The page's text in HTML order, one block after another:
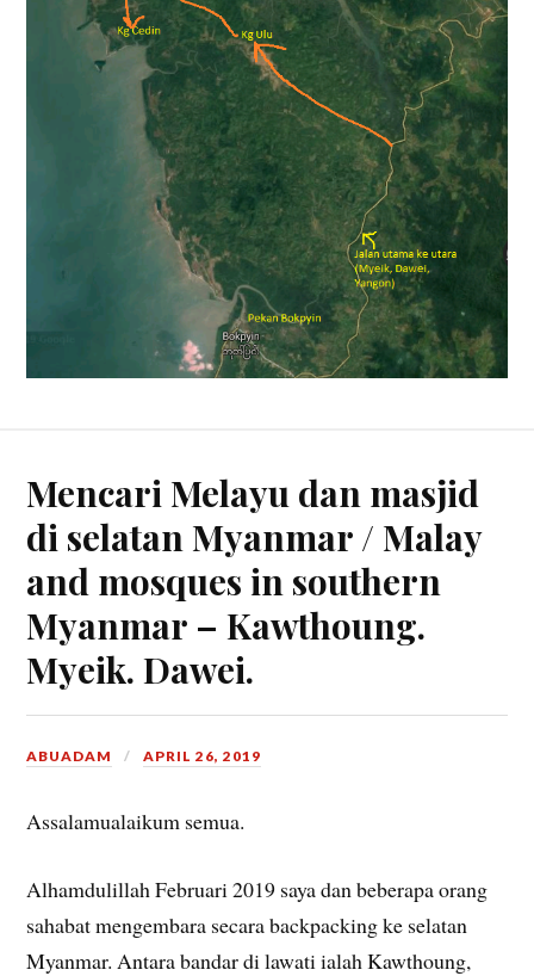
Mencari Melayu dan masjid
di selatan Myanmar / Malay
and mosques in southern
Myanmar – Kawthoung.
Myeik. Dawei.
ABUADAM APRIL 26, 2019
Assalamualaikum semua.
Alhamdulillah Februari 2019 saya dan beberapa orang
sahabat mengembara secara backpacking ke selatan
Myanmar. Antara bandar di lawati ialah Kawthoung,